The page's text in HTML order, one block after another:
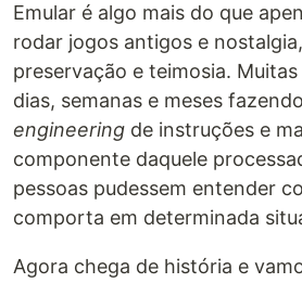
Emular é algo mais do que
rodar jogos antigos e
preservação e teimosia.
dias, semanas e meses fazendo
engineering de instruções e
componente daquele
pessoas pudessem entender
comporta em determinada
Agora chega de história e